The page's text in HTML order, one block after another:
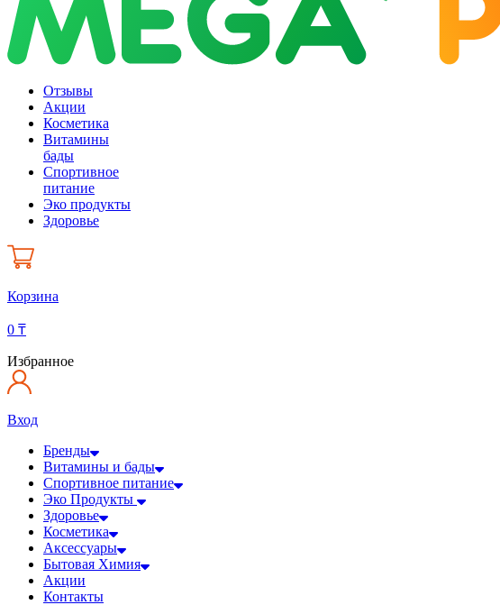
Отзывы
Акции
Косметика
Витамины
бады
Спортивное
питание
Эко продукты
Здоровье
Корзина
0 ₸
Избранное
Вход
Бренды
Витамины и бады
Спортивное питание
Эко Продукты
Здоровье
Косметика
Аксессуары
Бытовая Химия
Акции
Контакты